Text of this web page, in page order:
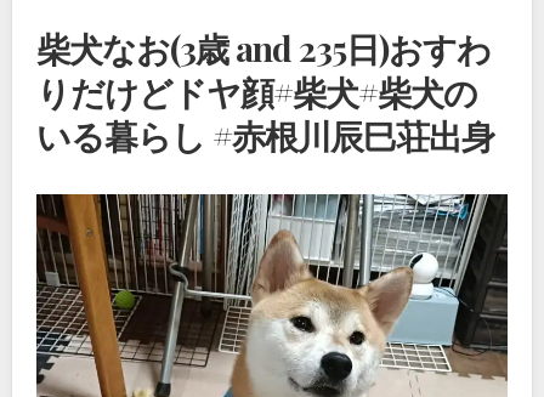
柴犬なお(3歳 and 235日)おすわ
りだけどドヤ顔#柴犬#柴犬の
いる暮らし #赤根川辰巳荘出身